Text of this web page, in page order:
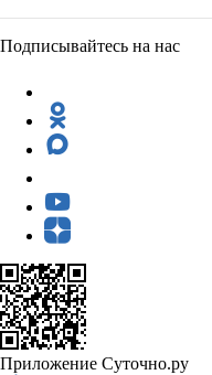
Подписывайтесь на нас
Приложение Суточно.ру